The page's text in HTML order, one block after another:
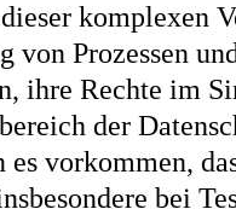
komplexen
von Prozessen
ihre Rechte im
der
es vorkommen,
bei